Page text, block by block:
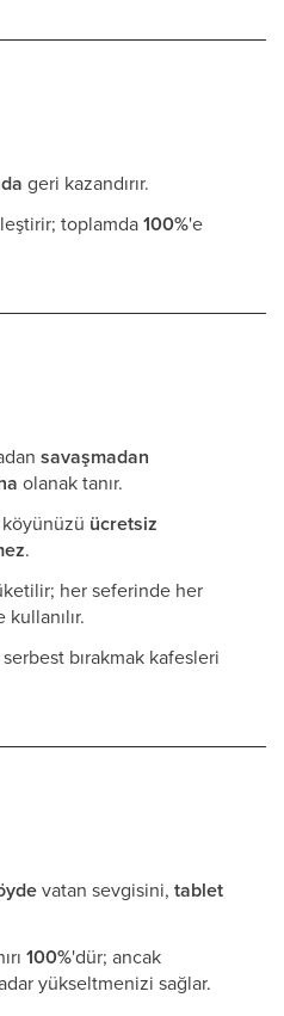
geri kazandırır.
toplamda100%'e
savaşmadan
olanak tanır.
ücretsiz
.
her seferinde her
bırakmak kafesleri
vatan sevgisini, tablet
100%'dür; ancak
yükseltmenizi sağlar.